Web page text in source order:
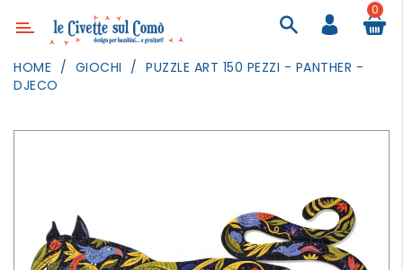
Categoria
ARREDAMENTO
PARETI
GIOCHI
0
HOME GIOCHI
PUZZLE ART 150 PEZZI - PANTHER -
DJECO